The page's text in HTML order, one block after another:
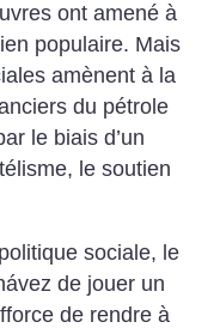
ont amené à
populaire. Mais
amènent à la
du pétrole
le biais d’un
le soutien
sociale, le
de jouer un
de rendre à